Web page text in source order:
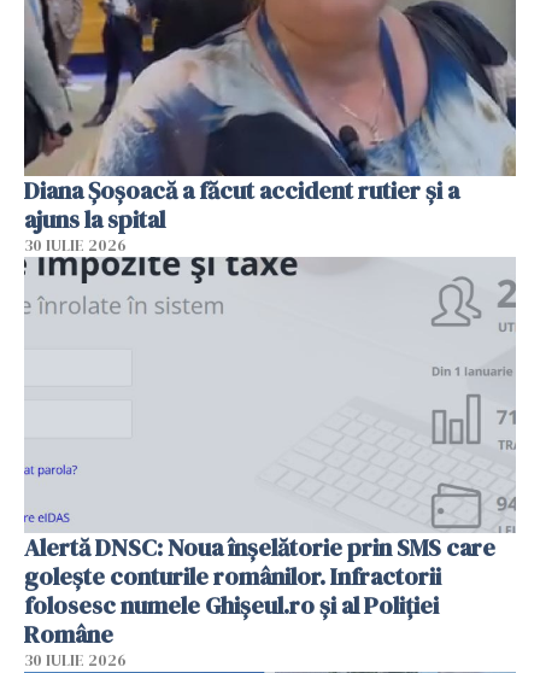
Diana Șoșoacă a făcut accident rutier și a
ajuns la spital
30 IULIE 2026
Alertă DNSC: Noua înșelătorie prin SMS care
golește conturile românilor. Infractorii
folosesc numele Ghișeul.ro și al Poliției
Române
30 IULIE 2026